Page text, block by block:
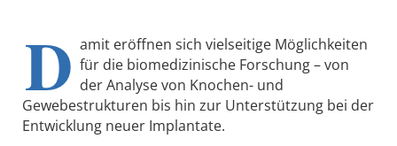
D amit eröffnen sich vielseitige Möglichkeiten
für die biomedizinische Forschung – von
der Analyse von Knochen- und
Gewebestrukturen bis hin zur Unterstützung bei der
Entwicklung neuer Implantate.